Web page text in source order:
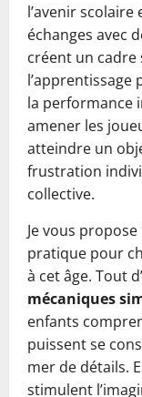
l’avenir scolaire
échanges avec
créent un cadre
l’apprentissage
la performance
amener les
atteindre un
frustration
collective.
Je vous
pratique pour
à cet âge. Tout
mécaniques
enfants
puissent se
mer de détails.
stimulent